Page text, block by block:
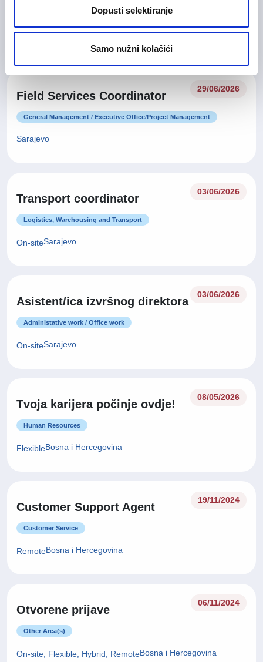
Dopusti selektiranje
Samo nužni kolačići
Sarajevo
Field Services Coordinator
29/06/2026
General Management / Executive Office/Project Management
Sarajevo
Transport coordinator
03/06/2026
Logistics, Warehousing and Transport
On-siteSarajevo
Asistent/ica izvršnog direktora
03/06/2026
Administative work / Office work
On-siteSarajevo
Tvoja karijera počinje ovdje!
08/05/2026
Human Resources
FlexibleBosna i Hercegovina
Customer Support Agent
19/11/2024
Customer Service
RemoteBosna i Hercegovina
Otvorene prijave
06/11/2024
Other Area(s)
On-site, Flexible, Hybrid, RemoteBosna i Hercegovina